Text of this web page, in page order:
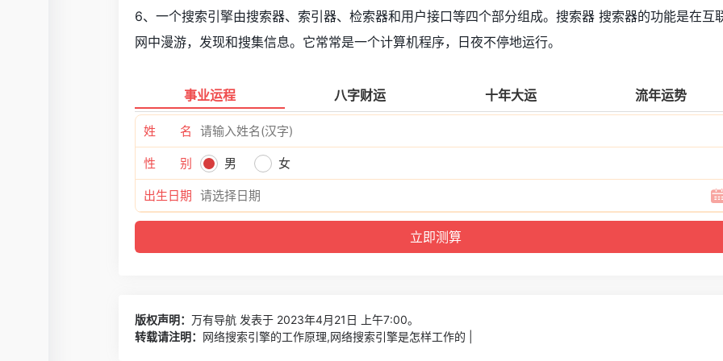
6、一个搜索引擎由搜索器、索引器、检索器和用户接口等四个部分组成。搜索器 搜索器的功能是在互
网中漫游，发现和搜集信息。它常常是一个计算机程序，日夜不停地运行。
事业运程 八字财运 十年大运 流年运势
姓 名
性 别 男 女
出生日期
版权声明： 万有导航 发表于 2023年4月21日 上午7:00。
转载请注明： 网络搜索引擎的工作原理,网络搜索引擎是怎样工作的 |